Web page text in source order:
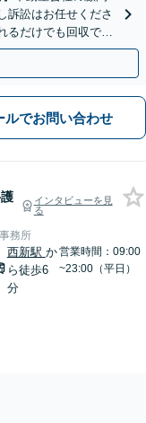
訴訟はお任せくださ
るだけでも回収でき
ルでお問い合わせ
インタビューを見
る
務所
西新駅 か
ら徒歩6
分
営業時間：09:00
~23:00（平日）